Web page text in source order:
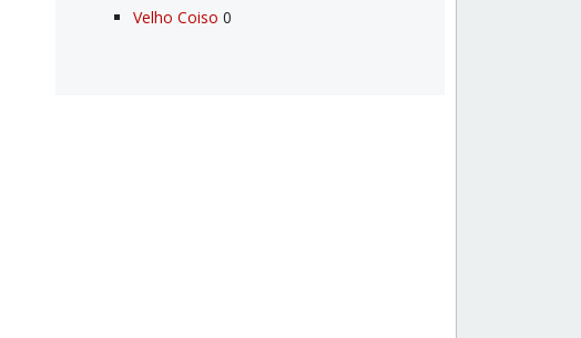
Velho Coiso 0